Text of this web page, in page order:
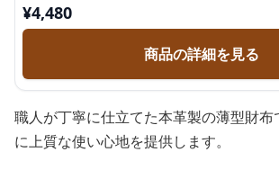
¥4,480
商品の詳細を見る
職人が丁寧に仕立てた本革製の薄型財
に上質な使い心地を提供します。